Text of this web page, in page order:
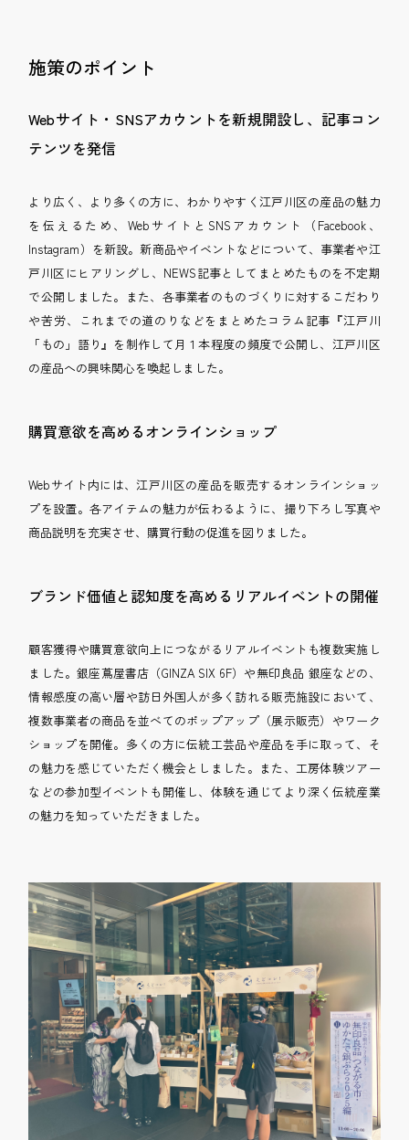
施策のポイント
Webサイト・SNSアカウントを新規開設し、記事コン
テンツを発信
より広く、より多くの方に、わかりやすく江戸川区の産品の魅力
を伝えるため、WebサイトとSNSアカウント（Facebook、
Instagram）を新設。新商品やイベントなどについて、事業者や江
戸川区にヒアリングし、NEWS記事としてまとめたものを不定期
で公開しました。また、各事業者のものづくりに対するこだわり
や苦労、これまでの道のりなどをまとめたコラム記事『江戸川
「もの」語り』を制作して月１本程度の頻度で公開し、江戸川区
の産品への興味関心を喚起しました。
購買意欲を高めるオンラインショップ
Webサイト内には、江戸川区の産品を販売するオンラインショッ
プを設置。各アイテムの魅力が伝わるように、撮り下ろし写真や
商品説明を充実させ、購買行動の促進を図りました。
ブランド価値と認知度を高めるリアルイベントの開催
顧客獲得や購買意欲向上につながるリアルイベントも複数実施し
ました。銀座蔦屋書店（GINZA SIX 6F）や無印良品 銀座などの、
情報感度の高い層や訪日外国人が多く訪れる販売施設において、
複数事業者の商品を並べてのポップアップ（展示販売）やワーク
ショップを開催。多くの方に伝統工芸品や産品を手に取って、そ
の魅力を感じていただく機会としました。また、工房体験ツアー
などの参加型イベントも開催し、体験を通じてより深く伝統産業
の魅力を知っていただきました。